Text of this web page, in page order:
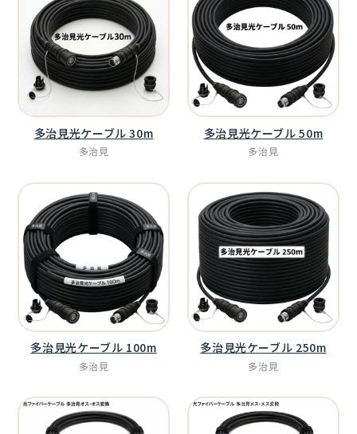
多治見光ケーブル 30m
多治見
多治見光ケーブル 50m
多治見
多治見光ケーブル 100m
多治見
多治見光ケーブル 250m
多治見